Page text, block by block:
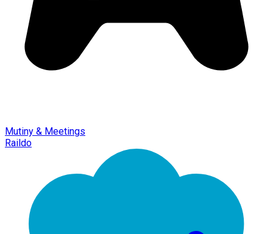
Mutiny & Meetings
Raildo